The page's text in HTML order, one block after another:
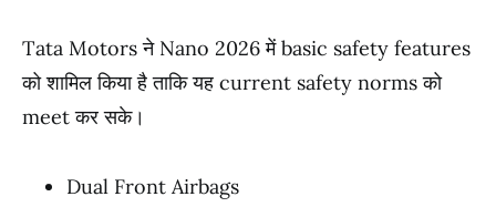
Tata Motors ने Nano 2026 में basic safety features
को शामिल किया है ताकि यह current safety norms को
meet कर सके।
Dual Front Airbags